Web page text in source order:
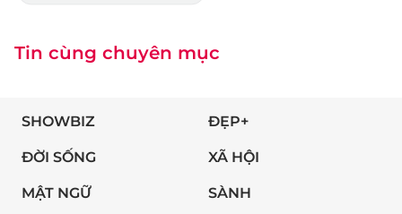
Tin cùng chuyên mục
SHOWBIZ ĐẸP+
ĐỜI SỐNG XÃ HỘI
MẬT NGỮ SÀNH